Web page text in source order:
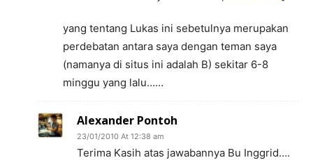
yang tentang Lukas ini sebetulnya merupakan
perdebatan antara saya dengan teman saya
(namanya di situs ini adalah B) sekitar 6-8
minggu yang lalu……
Alexander Pontoh
23/01/2010 At 12:38 am
Terima Kasih atas jawabannya Bu Inggrid….